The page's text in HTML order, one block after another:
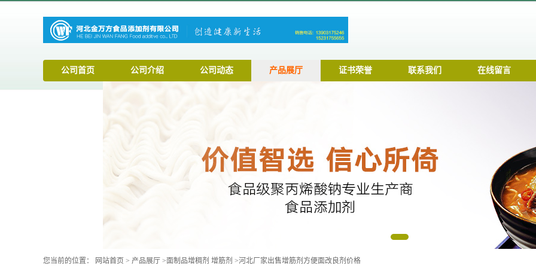
公司首页 公司介绍 公司动态 产品展厅 证书荣誉 联系我们 在线留言
您当前的位置： 网站首页 > 产品展厅 >面制品增稠剂 增筋剂 >河北厂家出售增筋剂方便面改良剂价格